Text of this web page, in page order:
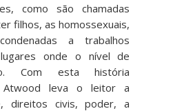
como são chamadas
filhos, as homossexuais,
a trabalhos
onde o nível de
Com esta história
Atwood leva o leitor a
direitos civis, poder, a